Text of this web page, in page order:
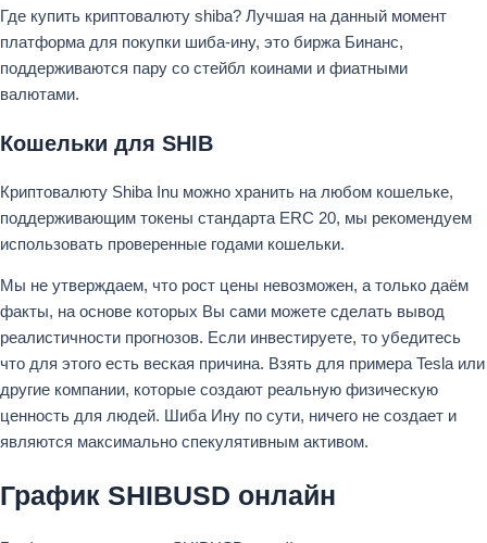
Где купить криптовалюту shiba? Лучшая на данный момент
платформа для покупки шиба-ину, это биржа Бинанс,
поддерживаются пару со стейбл коинами и фиатными
валютами.
Кошельки для SHIB
Криптовалюту Shiba Inu можно хранить на любом кошельке,
поддерживающим токены стандарта ERC 20, мы рекомендуем
использовать проверенные годами кошельки.
Мы не утверждаем, что рост цены невозможен, а только даём
факты, на основе которых Вы сами можете сделать вывод
реалистичности прогнозов. Если инвестируете, то убедитесь
что для этого есть веская причина. Взять для примера Tesla или
другие компании, которые создают реальную физическую
ценность для людей. Шиба Ину по сути, ничего не создает и
являются максимально спекулятивным активом.
График SHIBUSD онлайн